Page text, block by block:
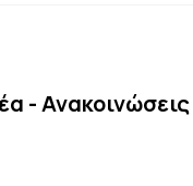
- Ανακοινώσεις